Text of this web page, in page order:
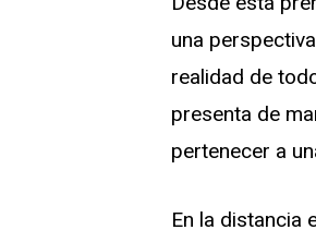
una
realidad de
presenta de
pertenecer a
En la distancia